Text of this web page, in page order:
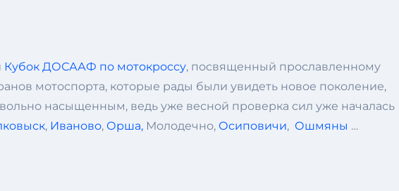
Кубок ДОСААФ по мотокроссу, посвященный прославленному
мотоспорта, которые рады были увидеть новое поколение,
насыщенным, ведь уже весной проверка сил уже началась
, Иваново, Орша, Молодечно, Осиповичи, Ошмяны …